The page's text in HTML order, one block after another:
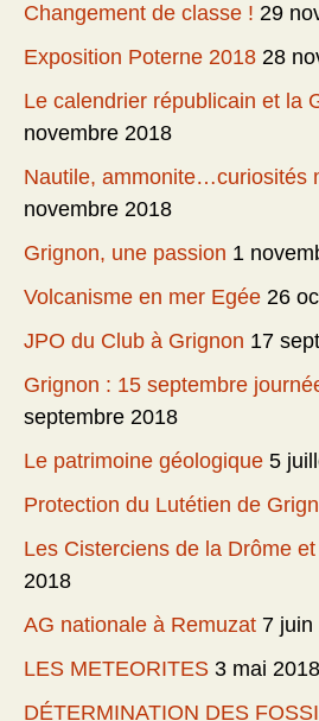
Changement de classe ! 29
Exposition Poterne 2018 28
Le calendrier républicain et la
novembre 2018
Nautile, ammonite…curiosités
novembre 2018
Grignon, une passion 1
Volcanisme en mer Egée 26
JPO du Club à Grignon 17
Grignon : 15 septembre
septembre 2018
Le patrimoine géologique 5
Protection du Lutétien de
Les Cisterciens de la Drôme
2018
AG nationale à Remuzat 7 juin
LES METEORITES 3 mai 2018
DÉTERMINATION DES